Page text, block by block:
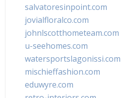
salvatoresinpoint.com
jovialfloralco.com
johnlscotthometeam.com
u-seehomes.com
watersportslagonissi.com
mischieffashion.com
eduwyre.com